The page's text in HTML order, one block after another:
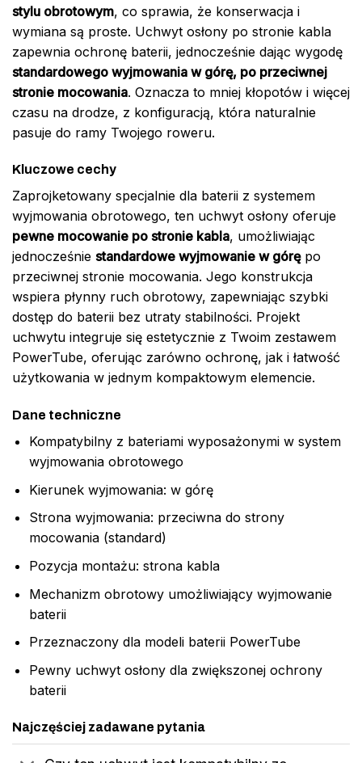
stylu obrotowym, co sprawia, że konserwacja i
wymiana są proste. Uchwyt osłony po stronie kabla
zapewnia ochronę baterii, jednocześnie dając wygodę
standardowego wyjmowania w górę, po przeciwnej
stronie mocowania. Oznacza to mniej kłopotów i więcej
czasu na drodze, z konfiguracją, która naturalnie
pasuje do ramy Twojego roweru.
Kluczowe cechy
Zaprojketowany specjalnie dla baterii z systemem
wyjmowania obrotowego, ten uchwyt osłony oferuje
pewne mocowanie po stronie kabla, umożliwiając
jednocześnie standardowe wyjmowanie w górępo
przeciwnej stronie mocowania. Jego konstrukcja
wspiera płynny ruch obrotowy, zapewniając szybki
dostęp do baterii bez utraty stabilności. Projekt
uchwytu integruje się estetycznie z Twoim zestawem
PowerTube, oferując zarówno ochronę, jak i łatwość
użytkowania w jednym kompaktowym elemencie.
Dane techniczne
Kompatybilny z bateriami wyposażonymi w system
wyjmowania obrotowego
Kierunek wyjmowania: w górę
Strona wyjmowania: przeciwna do strony
mocowania (standard)
Pozycja montażu: strona kabla
Mechanizm obrotowy umożliwiający wyjmowanie
baterii
Przeznaczony dla modeli baterii PowerTube
Pewny uchwyt osłony dla zwiększonej ochrony
baterii
Najczęściej zadawane pytania